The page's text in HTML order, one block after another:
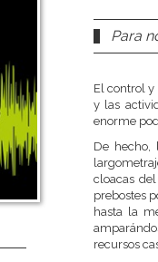
Para
El control y
y las
enorme
De hecho,
cloacas
prebostes
hasta la
recursos